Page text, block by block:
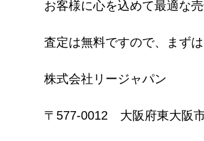
お客様に心を込めて最適な
査定は無料ですので、まず
株式会社リージャパン
〒577-0012 大阪府東大阪